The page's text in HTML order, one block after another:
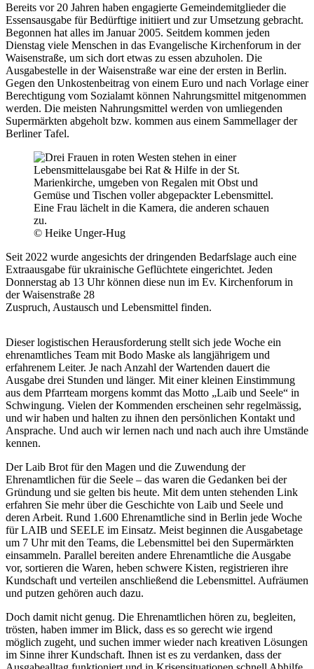
Bereits vor 20 Jahren haben engagierte Gemeindemitglieder die
Essensausgabe für Bedürftige initiiert und zur Umsetzung gebracht.
Begonnen hat alles im Januar 2005. Seitdem kommen jeden
Dienstag viele Menschen in das Evangelische Kirchenforum in der
Waisenstraße, um sich dort etwas zu essen abzuholen. Die
Ausgabestelle in der Waisenstraße war eine der ersten in Berlin.
Gegen den Unkostenbeitrag von einem Euro und nach Vorlage einer
Berechtigung vom Sozialamt können Nahrungsmittel mitgenommen
werden. Die meisten Nahrungsmittel werden von umliegenden
Supermärkten abgeholt bzw. kommen aus einem Sammellager der
Berliner Tafel.
© Heike Unger-Hug
Seit 2022 wurde angesichts der dringenden Bedarfslage auch eine
Extraausgabe für ukrainische Geflüchtete eingerichtet. Jeden
Donnerstag ab 13 Uhr können diese nun im Ev. Kirchenforum in
der Waisenstraße 28
Zuspruch, Austausch und Lebensmittel finden.
Dieser logistischen Herausforderung stellt sich jede Woche ein
ehrenamtliches Team mit Bodo Maske als langjährigem und
erfahrenem Leiter. Je nach Anzahl der Wartenden dauert die
Ausgabe drei Stunden und länger. Mit einer kleinen Einstimmung
aus dem Pfarrteam morgens kommt das Motto „Laib und Seele“ in
Schwingung. Vielen der Kommenden erscheinen sehr regelmässig,
und wir haben und halten zu ihnen den persönlichen Kontakt und
Ansprache. Und auch wir lernen nach und nach auch ihre Umstände
kennen.
Der Laib Brot für den Magen und die Zuwendung der
Ehrenamtlichen für die Seele – das waren die Gedanken bei der
Gründung und sie gelten bis heute. Mit dem unten stehenden Link
erfahren Sie mehr über die Geschichte von Laib und Seele und
deren Arbeit. Rund 1.600 Ehrenamtliche sind in Berlin jede Woche
für LAIB und SEELE im Einsatz. Meist beginnen die Ausgabetage
um 7 Uhr mit den Teams, die Lebensmittel bei den Supermärkten
einsammeln. Parallel bereiten andere Ehrenamtliche die Ausgabe
vor, sortieren die Waren, heben schwere Kisten, registrieren ihre
Kundschaft und verteilen anschließend die Lebensmittel. Aufräumen
und putzen gehören auch dazu.
Doch damit nicht genug. Die Ehrenamtlichen hören zu, begleiten,
trösten, haben immer im Blick, dass es so gerecht wie irgend
möglich zugeht, und suchen immer wieder nach kreativen Lösungen
im Sinne ihrer Kundschaft. Ihnen ist es zu verdanken, dass der